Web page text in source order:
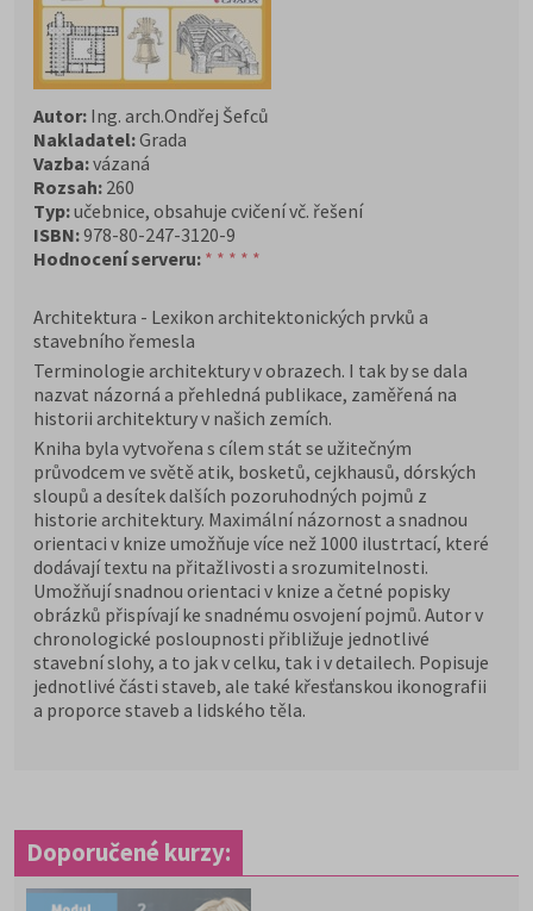
Autor: Ing. arch.Ondřej Šefců
Nakladatel:Grada
Vazba:vázaná
Rozsah: 260
Typ:učebnice, obsahuje cvičení vč. řešení
ISBN:978-80-247-3120-9
Hodnocení serveru: * * * * *
Architektura - Lexikon architektonických prvků a
stavebního řemesla
Terminologie architektury v obrazech. I tak by se dala
nazvat názorná a přehledná publikace, zaměřená na
historii architektury v našich zemích.
Kniha byla vytvořena s cílem stát se užitečným
průvodcem ve světě atik, bosketů, cejkhausů, dórských
sloupů a desítek dalších pozoruhodných pojmů z
historie architektury. Maximální názornost a snadnou
orientaci v knize umožňuje více než 1000 ilustrtací, které
dodávají textu na přitažlivosti a srozumitelnosti.
Umožňují snadnou orientaci v knize a četné popisky
obrázků přispívají ke snadnému osvojení pojmů. Autor v
chronologické posloupnosti přibližuje jednotlivé
stavební slohy, a to jak v celku, tak i v detailech. Popisuje
jednotlivé části staveb, ale také křesťanskou ikonografii
a proporce staveb a lidského těla.
Doporučené kurzy: